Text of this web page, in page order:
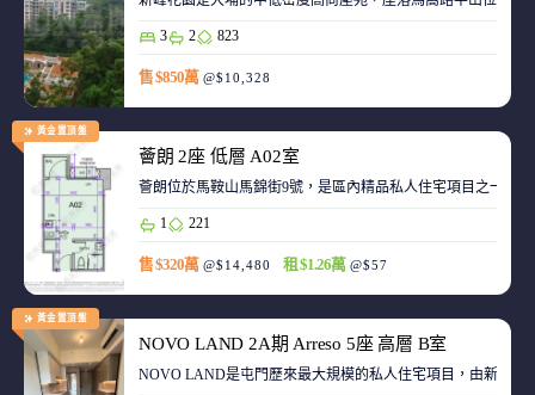
3 2 823
售 $850萬 @$10,328
黃金置頂盤
薈朗 2座 低層 A02室
薈朗位於馬鞍山馬錦街9號，是區內精品私人住宅項目之一，
1 221
售 $320萬 @$14,480 租 $1.26萬 @$57
黃金置頂盤
NOVO LAND 2A期 Arreso 5座 高層 B室
NOVO LAND是屯門歷來最大規模的私人住宅項目，由新鴻